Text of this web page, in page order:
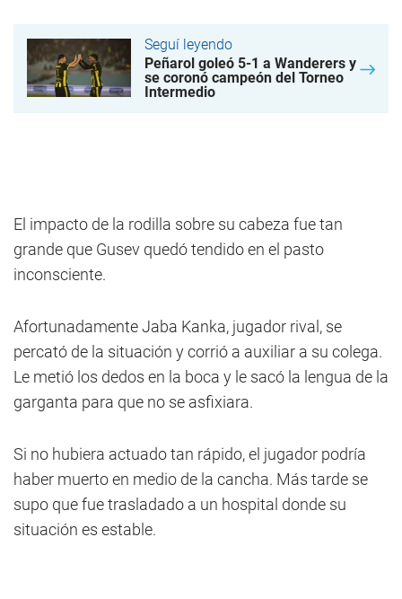
Seguí leyendo
Peñarol goleó 5-1 a Wanderers y
se coronó campeón del Torneo
Intermedio
El impacto de la rodilla sobre su cabeza fue tan
grande que Gusev quedó tendido en el pasto
inconsciente.
Afortunadamente Jaba Kanka, jugador rival, se
percató de la situación y corrió a auxiliar a su colega.
Le metió los dedos en la boca y le sacó la lengua de la
garganta para que no se asfixiara.
Si no hubiera actuado tan rápido, el jugador podría
haber muerto en medio de la cancha. Más tarde se
supo que fue trasladado a un hospital donde su
situación es estable.